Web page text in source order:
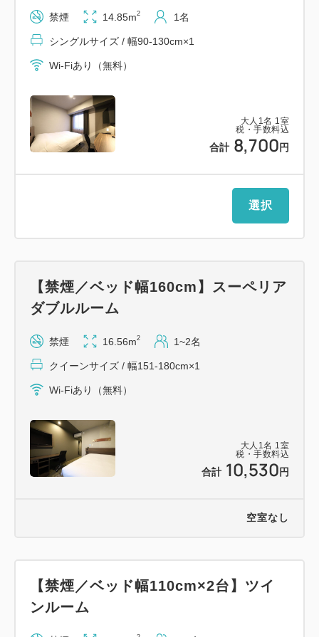
・全館無料Wi-Fi接続可能♪
【ご朝食】
会場：1Ｆレストラン 全席禁煙
時間：6：30～10：00※最終入場9：30
・コインランドリー、電子レンジ、製氷機、飲料自動
場をご案内いたします。
料金については、すべてお客様ご負担となりますので
【交通アクセス】
・ＪＲ金沢駅西口より徒歩4分
・小松空港より連絡バスで約40分
【周辺観光地アクセス】
ひがし茶屋街…バス10分
大人 1 名 1 室
税・手数料込
合計 8,700 円
禁煙 14.85m2 1名
シングルサイズ / 幅90-130cm×1
Wi-Fiあり（無料）
選択
大人 1 名 1 室
税・手数料込
合計 10,530 円
【禁煙／ベッド幅160cm】スーペリア
ダブルルーム
禁煙 16.56m2 1~2名
クイーンサイズ / 幅151-180cm×1
Wi-Fiあり（無料）
空室なし
【禁煙／ベッド幅110cm×2台】ツイ
ンルーム